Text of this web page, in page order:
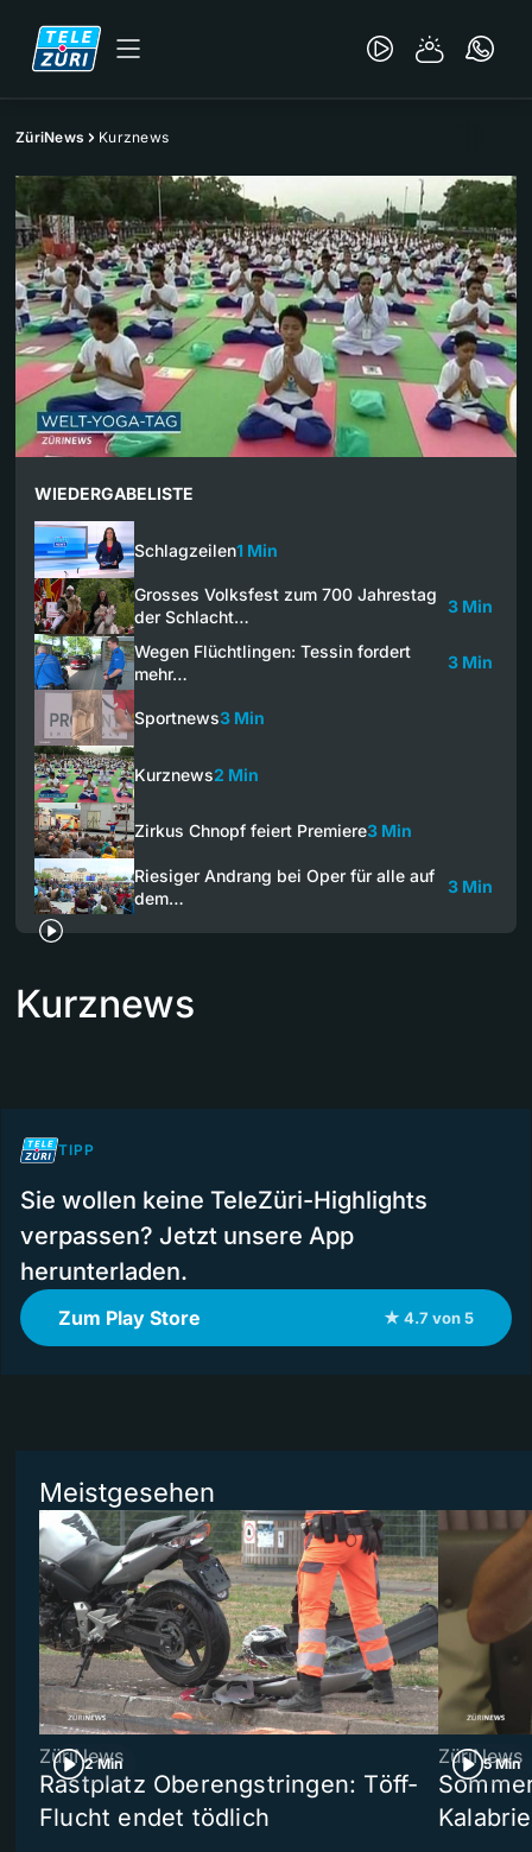
ZüriNews Kurznews
WIEDERGABELISTE
Schlagzeilen1 Min
Grosses Volksfest zum 700 Jahrestag
der Schlacht…
3 Min
Wegen Flüchtlingen: Tessin fordert
mehr…
3 Min
Sportnews3 Min
Kurznews2 Min
Zirkus Chnopf feiert Premiere3 Min
Riesiger Andrang bei Oper für alle auf
dem…
3 Min
Kurznews
TIPP
Sie wollen keine TeleZüri-Highlights
verpassen? Jetzt unsere App
herunterladen.
Zum Play Store ★ 4.7 von 5
Meistgesehen
2 Min
ZüriNews
Rastplatz Oberengstringen: Töff-
Flucht endet tödlich
5 Min
ZüriNews